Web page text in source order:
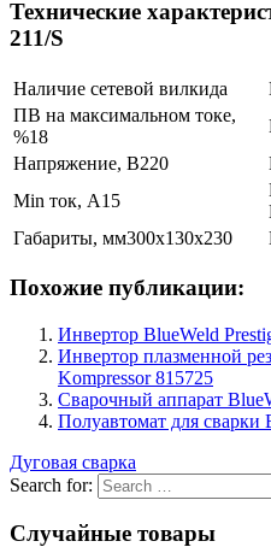
Технические
211/S
Наличие сетевой вилкида
ПВ на максимальном токе,
%18
Напряжение, В220
Min ток, А15
Габариты, мм300х130х230
Похожие публикации:
Инвертор BlueWeld
Инвертор плазменной
Kompressor 815725
Сварочный аппарат
Полуавтомат для сварки
Дуговая сварка
Search for:
Случайные товары